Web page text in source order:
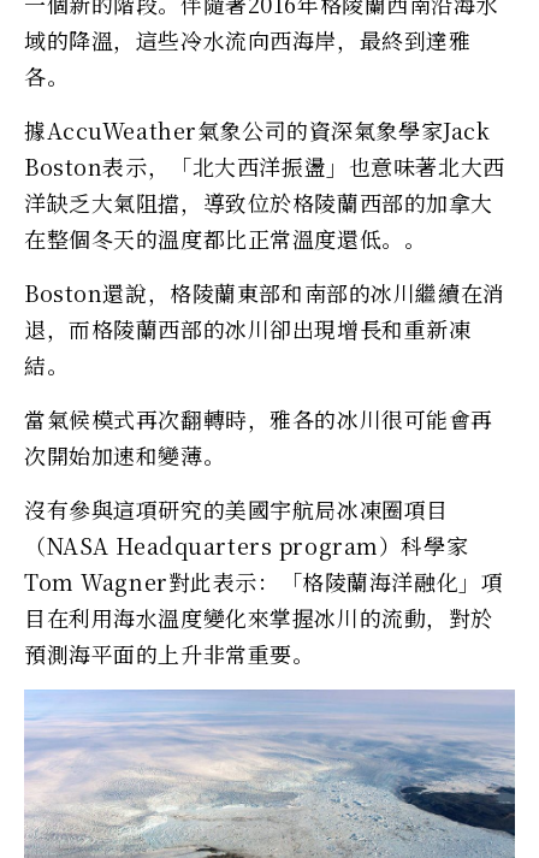
域的降溫，這些冷水流向西海岸，最終到達雅
各。
據AccuWeather氣象公司的資深氣象學家Jack
Boston表示，「北大西洋振盪」也意味著北大西
洋缺乏大氣阻擋，導致位於格陵蘭西部的加拿大
在整個冬天的溫度都比正常溫度還低。。
Boston還說，格陵蘭東部和南部的冰川繼續在消
退，而格陵蘭西部的冰川卻出現增長和重新凍
結。
當氣候模式再次翻轉時，雅各的冰川很可能會再
次開始加速和變薄。
沒有參與這項研究的美國宇航局冰凍圈項目
（NASA Headquarters program）科學家
Tom Wagner對此表示：「格陵蘭海洋融化」項
目在利用海水溫度變化來掌握冰川的流動，對於
預測海平面的上升非常重要。